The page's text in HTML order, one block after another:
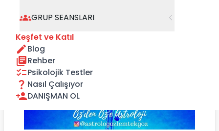
GRUP SEANSLARI
Keşfet ve Katıl
Blog
Rehber
Psikolojik Testler
Nasıl Çalışıyor
DANIŞMAN OL